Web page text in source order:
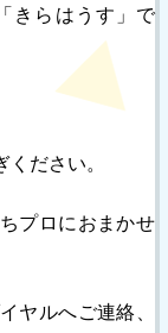
きらはうす」で
ださい。
プロにおまかせ
ヤルへご連絡、